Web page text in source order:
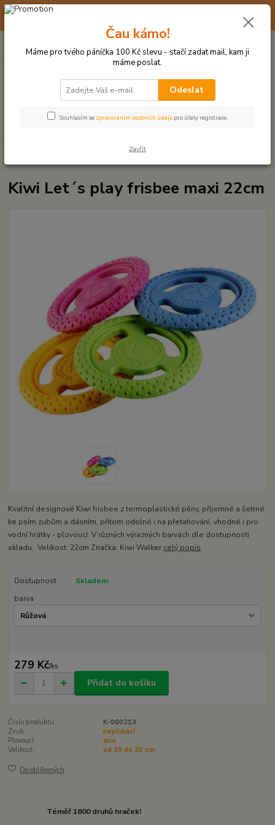
☀️ 10. - 14. SRPNA 2026 MÁME DOVOLENOU ☀️ OBJEDNÁVKY
Hledat
po–pá: 9–17 hod.
za0 Kč
MÍČKY, APORTY, TALÍŘE, HÁZEČE
Kiwi Let´s play frisbee maxi 22cm
Kvalitní designové Kiwi frisbee z termoplastické pěny, příjemné a šetrné
ke psím zubům a dásním, přitom odolné i na přetahování, vhodné i pro
vodní hrátky - plovoucí. V různých výrazných barvách dle dostupnosti
skladu. Velikost: 22cm Značka: Kiwi Walker celý popis
Dostupnost
Skladem
barva
279 Kč/ks
Přidat do košíku
Číslo produktu:
K-000213
Zvuk:
nepískací
Plovoucí:
ano
Velikost:
od 20 do 30 cm
Do oblíbených
Téměř 1800 druhů hraček!
Čau kámo!
Máme pro tvého páníčka 100 Kč slevu - stačí zadat mail, kam ji
máme poslat.
Odeslat
Souhlasím se zpracováním osobních údajů pro účely registrace.
Zavřít